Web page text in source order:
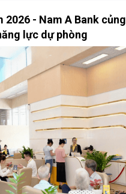
2026 - Nam A Bank
lực dự phòng